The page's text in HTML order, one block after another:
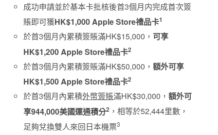
成功申請並於基本卡批核後首3個月内完成首次簽
賬即可獲HK$1,000 Apple Store禮品卡1
於首3個月內累積簽賬滿HK$15,000， 可享
HK$1,200 Apple Store禮品卡2
於首3個月內累積簽賬滿HK$50,000，額外可享
HK$1,500 Apple Store禮品卡2
於首3個月內累積外幣簽賬滿HK$30,000，額外可
享944,000美國運通積分2 ，相等於52,444里數，
足夠兌換雙人來回日本機票3